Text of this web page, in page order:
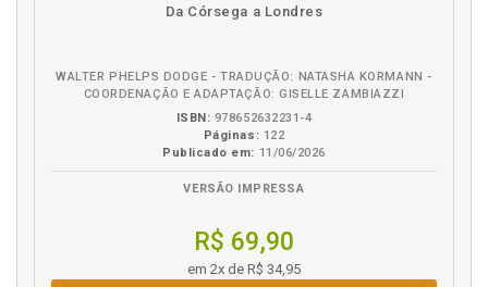
Primeiro passo para o autoconhecimento:
relacionamentos tóxicos, p. 91
na
Da Córsega a Londres
WALTER PHELPS DODGE - TRADUÇÃO: NATASHA KORMANN -
COORDENAÇÃO E ADAPTAÇÃO: GISELLE ZAMBIAZZI
ISBN: 978652632231-4
Páginas: 122
Publicado em: 11/06/2026
VERSÃO IMPRESSA
R$ 69,90
em 2x de R$ 34,95